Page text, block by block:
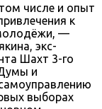
числе и опыт
к
—
экс-
Шахт 3-го
и
выборах